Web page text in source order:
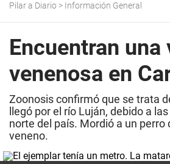
Pilar a Diario > Información General
Encuentran una
venenosa en
Zoonosis confirmó que se trata
llegó por el río Luján, debido a
norte del país. Mordió a un perro
veneno.